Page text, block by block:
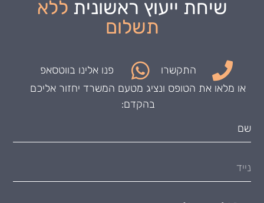
שיחת ייעוץ ראשונית ללא
תשלום
התקשרו
פנו אלינו בווטסאפ
או מלאו את הטופס ונציג מטעם המשרד יחזור אליכם
בהקדם: